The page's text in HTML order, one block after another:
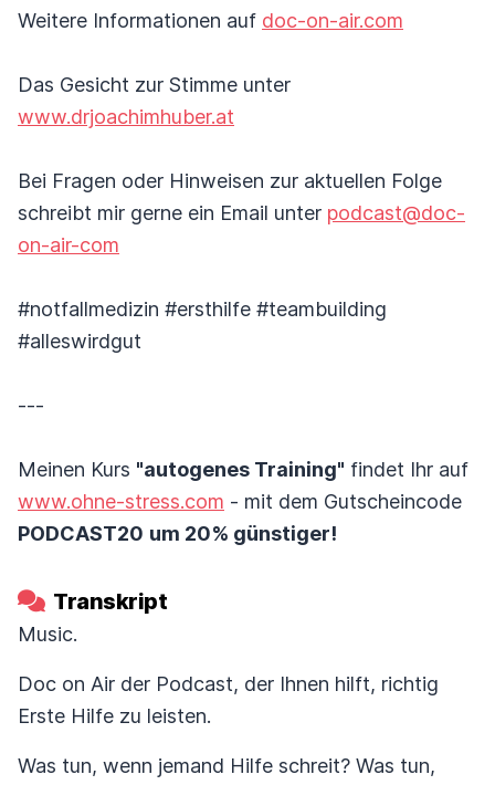
Weitere Informationen auf doc-on-air.com
Das Gesicht zur Stimme unter
www.drjoachimhuber.at
Bei Fragen oder Hinweisen zur aktuellen Folge
schreibt mir gerne ein Email unter podcast@doc-
on-air-com
#notfallmedizin #ersthilfe #teambuilding
#alleswirdgut
---
Meinen Kurs "autogenes Training" findet Ihr auf
www.ohne-stress.com - mit dem Gutscheincode
PODCAST20 um 20% günstiger!
Transkript
Music.
Doc on Air der Podcast, der Ihnen hilft, richtig
Erste Hilfe zu leisten.
Was tun, wenn jemand Hilfe schreit? Was tun,